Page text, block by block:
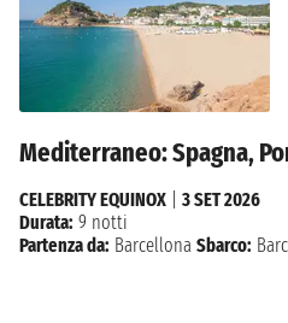
Mediterraneo: Spagna,
CELEBRITY EQUINOX
3 SET 2026
Durata: 9 notti
Partenza da: Barcellona Sbarco: